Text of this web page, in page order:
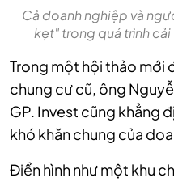
Cả doanh nghiệp và
kẹt" trong quá trình cải
Trong một hội thảo mới
chung cư cũ, ông
GP. Invest cũng khẳng
khó khăn chung của
Điển hình như một khu